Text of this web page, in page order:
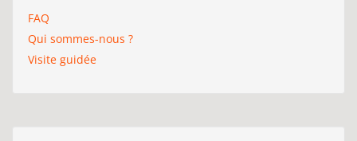
FAQ
Qui sommes-nous ?
Visite guidée